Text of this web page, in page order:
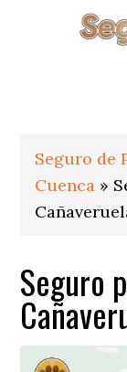
Seguro de
Cuenca »
Seguro